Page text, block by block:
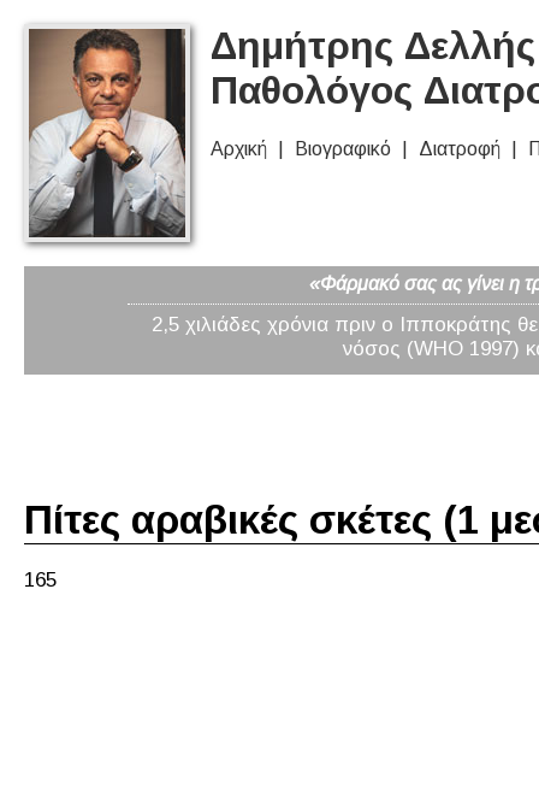
Δημήτρης
Παθολόγος
Αρχική Βιογραφικό Διατροφή
«Φάρμακό σας ας γίνει η
2,5 χιλιάδες χρόνια πριν ο Ιπποκράτης
νόσος (WHO 1997)
Πίτες αραβικές σκέτες (1
165